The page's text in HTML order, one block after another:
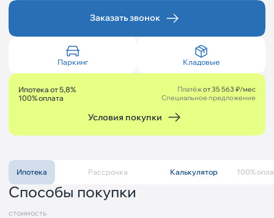
Заказать звонок
Паркинг Кладовые
Ипотека от 5,8% Платёжот 35 563 ₽/мес
100% оплата Специальное предложение
Условия покупки
Ипотека Рассрочка Калькулятор Описание
100%
Способы покупки
стоимость